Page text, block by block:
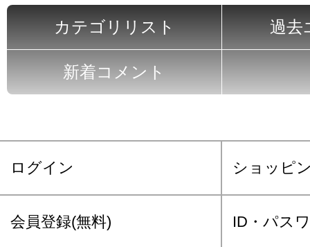
カテゴリリスト 過去
新着コメント
ログイン ショッピ
会員登録(無料) ID・パス